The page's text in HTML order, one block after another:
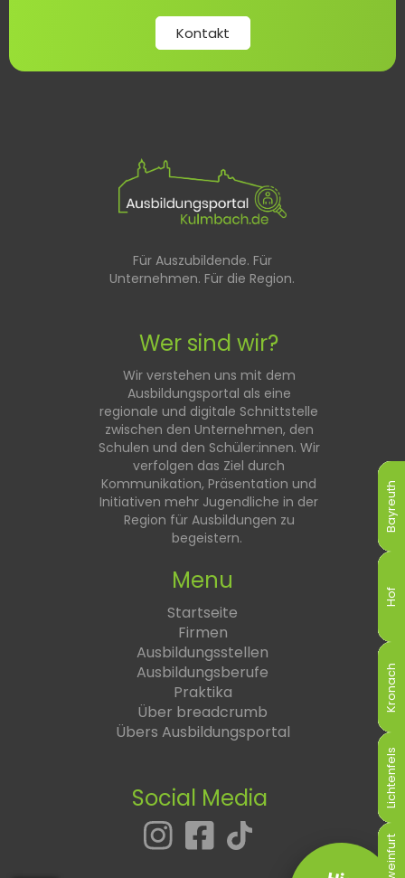
Bayreuth
Hof
Kronach
Lichtenfels
Bayreuth
Hof
Kronach
Lichtenfels
Bayreuth
Hof
Kronach
Lichtenfels
Bayreuth
Hof
Kronach
Lichtenfels
Bayreuth
Hof
Kronach
Lichtenfels
Bayreuth
Hof
Kronach
Lichtenfels
Kontakt
Für Auszubildende. Für
Unternehmen. Für die Region.
Wer sind wir?
Wir verstehen uns mit dem
Ausbildungsportal als eine
regionale und digitale Schnittstelle
zwischen den Unternehmen, den
Schulen und den Schüler:innen. Wir
verfolgen das Ziel durch
Kommunikation, Präsentation und
Initiativen mehr Jugendliche in der
Region für Ausbildungen zu
begeistern.
Menu
Startseite
Firmen
Ausbildungsstellen
Ausbildungsberufe
Praktika
Über breadcrumb
Übers Ausbildungsportal
Social Media